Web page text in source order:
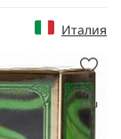
Италия